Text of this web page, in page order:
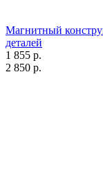
Магнитный
деталей
1 855 р.
2 850 р.